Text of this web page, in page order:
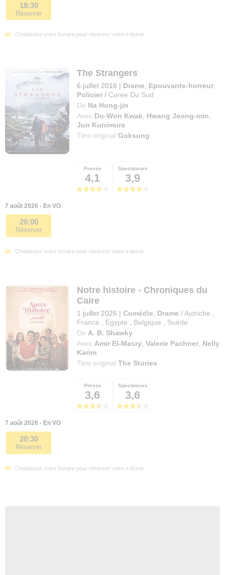
18:30
Réserver
Choisissez votre horaire pour réserver votre e-ticket.
The Strangers
6 juillet 2016 | Drame Epouvante-horreur
Policier / Corée Du Sud
De Na Hong-jin
Avec Do-Won Kwak Hwang Jeong-min
Jun Kunimura
Titre originalGoksung
Presse
4,1
Spectateurs
3,9
7 août 2026 - En VO
20:00
Réserver
Choisissez votre horaire pour réserver votre e-ticket.
Notre histoire - Chroniques du
Caire
1 juillet 2026 | Comédie Drame / Autriche
France
Egypte Belgique
Suède
De A. B. Shawky
Avec Amir El-Masry ,Valerie Pachner Nelly
Karim
Titre originalThe Stories
Presse
3,6
Spectateurs
3,6
7 août 2026 - En VO
20:30
Réserver
Choisissez votre horaire pour réserver votre e-ticket.